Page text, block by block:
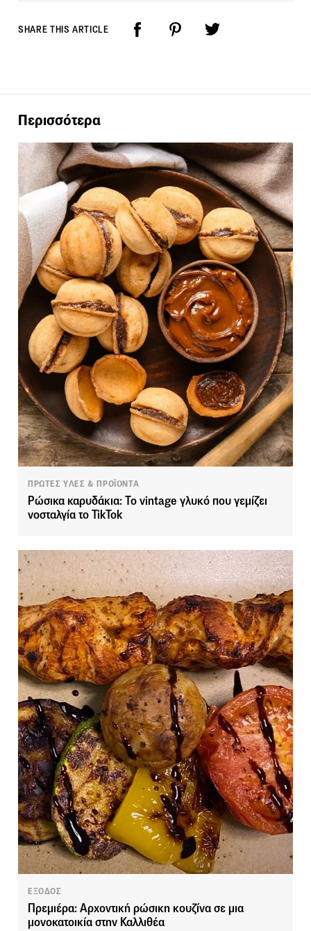
SHARE THIS ARTICLE
Περισσότερα
ΠΡΩΤΕΣ ΥΛΕΣ & ΠΡΟΪΟΝΤΑ
Ρώσικα καρυδάκια: Το vintage γλυκό που γεμίζει
νοσταλγία το TikTok
ΕΞΟΔΟΣ
Πρεμιέρα: Αρχοντική ρώσικη κουζίνα σε μια
μονοκατοικία στην Καλλιθέα